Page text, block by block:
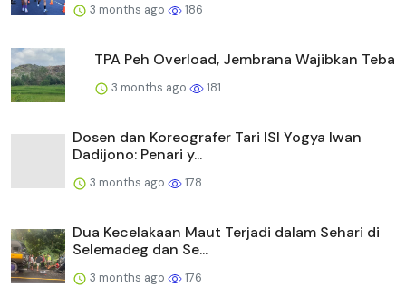
3 months ago 186
TPA Peh Overload, Jembrana Wajibkan Teba
3 months ago 181
Dosen dan Koreografer Tari ISI Yogya Iwan
Dadijono: Penari y...
3 months ago 178
Dua Kecelakaan Maut Terjadi dalam Sehari di
Selemadeg dan Se...
3 months ago 176